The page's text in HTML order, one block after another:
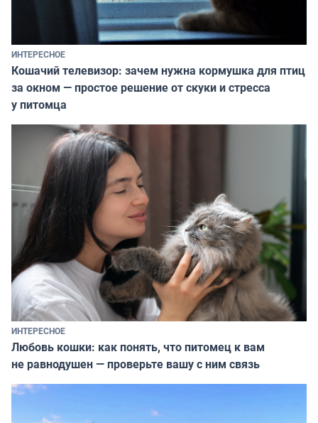
ИНТЕРЕСНОЕ
Кошачий телевизор: зачем нужна кормушка для птиц
за окном — простое решение от скуки и стресса
у питомца
ИНТЕРЕСНОЕ
Любовь кошки: как понять, что питомец к вам
не равнодушен — проверьте вашу с ним связь